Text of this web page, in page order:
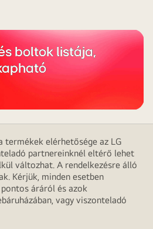
boltok listája,
termékek elérhetősége az LG
partnereinknél eltérő lehet
változhat. A rendelkezésre álló
Kérjük, minden esetben
áráról és azok
vagy viszonteladó